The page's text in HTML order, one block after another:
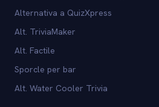
Alternativa a QuizXpress
Alt. TriviaMaker
Alt. Factile
Sporcle per bar
Alt. Water Cooler Trivia